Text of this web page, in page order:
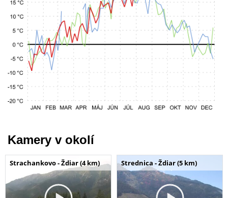
Kamery v okolí
Strachankovo - Ždiar (4 km) Strednica - Ždiar (5 km)